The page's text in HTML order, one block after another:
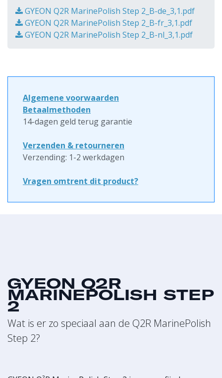
GYEON Q2R MarinePolish Step 2_B-de_3,1.pdf
GYEON Q2R MarinePolish Step 2_B-fr_3,1.pdf
GYEON Q2R MarinePolish Step 2_B-nl_3,1.pdf
Algemene voorwaarden
Betaalmethoden
14-dagen geld terug garantie
Verzenden & retourneren
Verzending: 1-2 werkdagen
Vragen omtrent dit product?
GYEON Q2R
MARINEPOLISH STEP
2
Wat is er zo speciaal aan de Q2R MarinePolish
Step 2?